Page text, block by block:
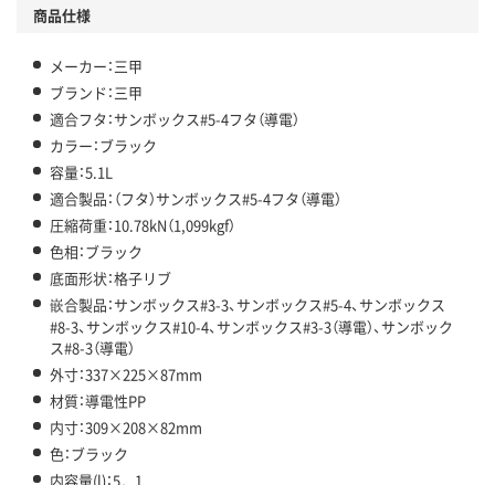
商品仕様
メーカー：三甲
ブランド：三甲
適合フタ：サンボックス#5-4フタ（導電）
カラー：ブラック
容量：5.1L
適合製品：（フタ）サンボックス#5-4フタ（導電）
圧縮荷重：10.78kN（1,099kgf）
色相：ブラック
底面形状：格子リブ
嵌合製品：サンボックス#3-3、サンボックス#5-4、サンボックス
#8-3、サンボックス#10-4、サンボックス#3-3（導電）、サンボック
ス#8-3（導電）
外寸：337×225×87mm
材質：導電性PP
内寸：309×208×82mm
色：ブラック
内容量(l)：5．1